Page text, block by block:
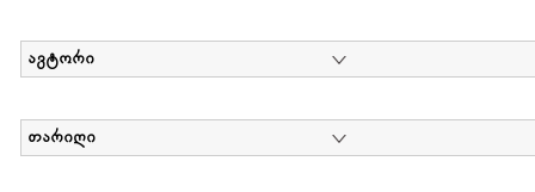
ავტორი
თარიღი